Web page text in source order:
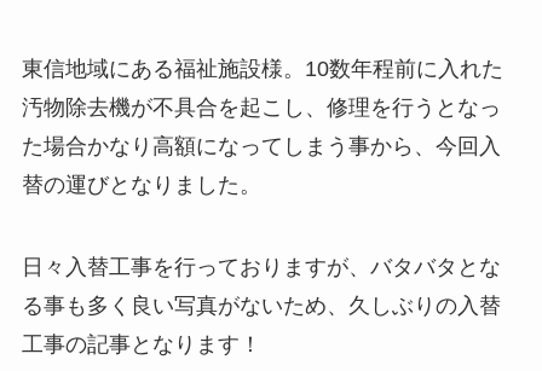
東信地域にある福祉施設様。10数年程前に入れた
汚物除去機が不具合を起こし、修理を行うとなっ
た場合かなり高額になってしまう事から、今回入
替の運びとなりました。
日々入替工事を行っておりますが、バタバタとな
る事も多く良い写真がないため、久しぶりの入替
工事の記事となります！